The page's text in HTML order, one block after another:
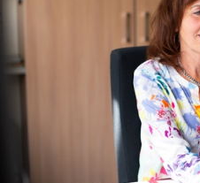
Sozialdienste & Zuweisende
Erweiterte Suche
Gebärdensprache
Leichte Sprache